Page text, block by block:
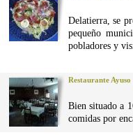
Delatierra, se
pequeño
pobladores y
Restaurante Ayuso
Bien situado a
comidas por